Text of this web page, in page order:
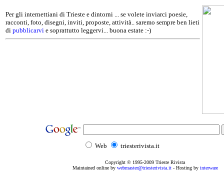
Per gli internettiani di Trieste e dintorni ... se volete inviarci poesie,
racconti, foto, disegni, inviti, proposte, attività.. saremo sempre ben lieti
di pubblicarvi e soprattutto leggervi... buona estate :-)
Web triesterivista.it
Copyright © 1995-2009 Trieste Rivista
Maintained online by webmaster@triesterivista.it- Hosting by interware